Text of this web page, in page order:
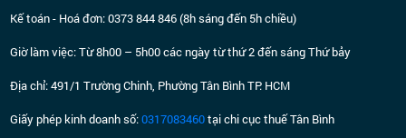
Kế toán - Hoá đơn: 0373 844 846 (8h sáng đến 5h chiều)
Giờ làm việc: Từ 8h00 – 5h00 các ngày từ thứ 2 đến sáng Thứ bảy
Địa chỉ: 491/1 Trường Chinh, Phường Tân Bình TP. HCM
Giấy phép kinh doanh số:0317083460tại chi cục thuế Tân Bình